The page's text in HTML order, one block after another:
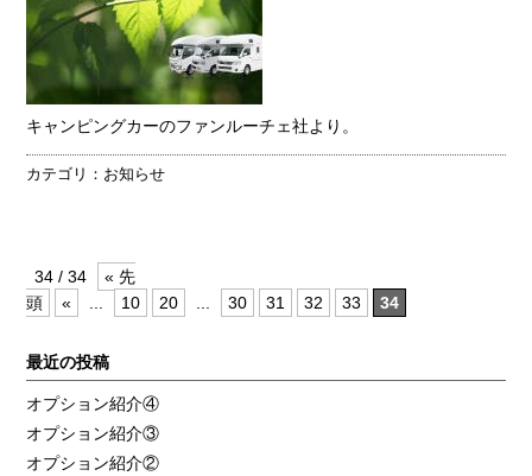
キャンピングカーのファンルーチェ社より。
カテゴリ： お知らせ
34 / 34
« 先
頭
« ... 10 20 ... 30 31 32 33 34
最近の投稿
オプション紹介④
オプション紹介③
オプション紹介②